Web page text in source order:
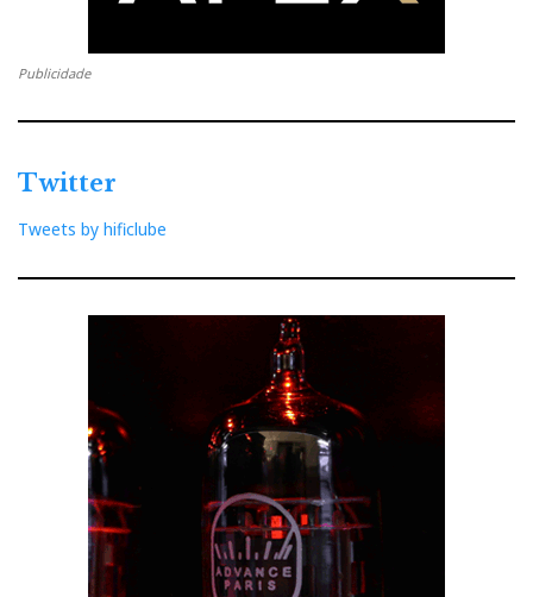
Publicidade
Twitter
Tweets by hificlube